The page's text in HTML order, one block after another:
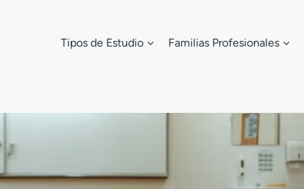
Tipos de Estudio Familias Profesionales